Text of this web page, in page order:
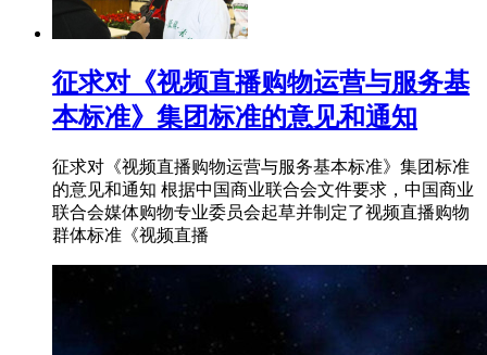
征求对《视频直播购物运营与服务基
本标准》集团标准的意见和通知
征求对《视频直播购物运营与服务基本标准》集团标准
的意见和通知 根据中国商业联合会文件要求，中国商业
联合会媒体购物专业委员会起草并制定了视频直播购物
群体标准《视频直播